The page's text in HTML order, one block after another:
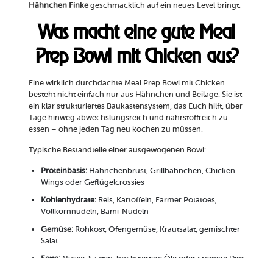
Hähnchen Finkegeschmacklich auf ein neues Level bringt.
Was macht eine gute Meal
Prep Bowl mit Chicken aus?
Eine wirklich durchdachte Meal Prep Bowl mit Chicken
besteht nicht einfach nur aus Hähnchen und Beilage. Sie ist
ein klar strukturiertes Baukastensystem, das Euch hilft, über
Tage hinweg abwechslungsreich und nährstoffreich zu
essen – ohne jeden Tag neu kochen zu müssen.
Typische Bestandteile einer ausgewogenen Bowl:
Proteinbasis:Hähnchenbrust, Grillhähnchen, Chicken
Wings oder Geflügelcrossies
Kohlenhydrate:Reis, Kartoffeln, Farmer Potatoes,
Vollkornnudeln, Bami-Nudeln
Gemüse:Rohkost, Ofengemüse, Krautsalat, gemischter
Salat